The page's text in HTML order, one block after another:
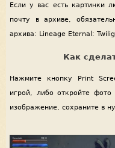
Если у вас есть картинки
почту в архиве,
архива: Lineage Eternal:
Как
Нажмите кнопку Print
игрой, либо откройте
изображение, сохраните в